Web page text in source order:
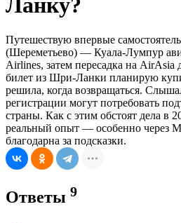
Ланку?
Путешествую впервые
(Шереметьево) — Куала-Лумпур
Airlines, затем пересадка на
билет из Шри-Ланки планирую
решила, когда возвращаться.
регистрации могут потребовать
страны. Как с этим обстоят дела в
реальный опыт — особенно через
благодарна за подсказки.
Ответы 9